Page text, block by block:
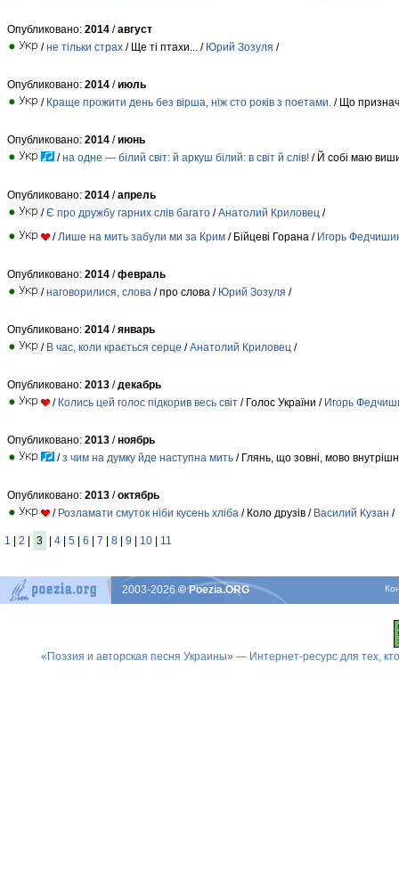
Опубликовано: 2014 /август
/не тільки страх / Ще тi птахи... / Юрий Зозуля /
Опубликовано: 2014 /июль
/ Краще прожити день без вірша, ніж сто років з поетами. / Що
Опубликовано: 2014 /июнь
/на одне — білий світ: й аркуш білий: в світ й слів! / Й собi маю
Опубликовано: 2014 /апрель
/Є про дружбу гарних слів багато /Анатолий Криловец /
/ Лише на мить забули ми за Крим / Бійцеві Горана / Игорь
Опубликовано: 2014 /февраль
/наговорилися, слова / про слова / Юрий Зозуля /
Опубликовано: 2014 /январь
/ В час, коли крається серце /Анатолий Криловец /
Опубликовано: 2013 /декабрь
/ Колись цей голос підкорив весь світ / Голос України / Игорь
Опубликовано: 2013 /ноябрь
/з чим на думку йде наступна мить / Глянь, що зовнi, мово
Опубликовано: 2013 /октябрь
/ Розламати смуток ніби кусень хліба / Коло друзів / Василий Кузан /
1 | 2 | 3 | 4 | 5 | 6 | 7 | 8 | 9 | 10 | 11
2003-2026© Poezia.ORG
«Поэзия и авторская песня Украины» — Интернет-ресурс для тех,